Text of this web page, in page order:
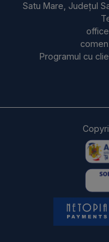
Satu Mare, Județul
Programul cu